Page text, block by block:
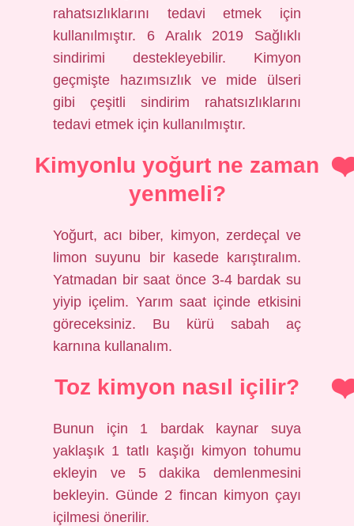
rahatsızlıklarını tedavi etmek için
kullanılmıştır. 6 Aralık 2019 Sağlıklı
sindirimi destekleyebilir. Kimyon
geçmişte hazımsızlık ve mide ülseri
gibi çeşitli sindirim rahatsızlıklarını
tedavi etmek için kullanılmıştır.
Kimyonlu yoğurt ne zaman
yenmeli?
Yoğurt, acı biber, kimyon, zerdeçal ve
limon suyunu bir kasede karıştıralım.
Yatmadan bir saat önce 3-4 bardak su
yiyip içelim. Yarım saat içinde etkisini
göreceksiniz. Bu kürü sabah aç
karnına kullanalım.
Toz kimyon nasıl içilir?
Bunun için 1 bardak kaynar suya
yaklaşık 1 tatlı kaşığı kimyon tohumu
ekleyin ve 5 dakika demlenmesini
bekleyin. Günde 2 fincan kimyon çayı
içilmesi önerilir.